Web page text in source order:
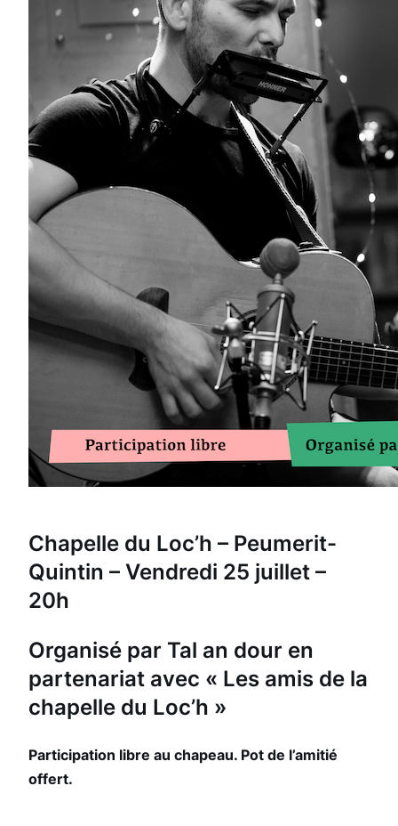
Chapelle du Loc’h – Peumerit-
Quintin – Vendredi 25 juillet –
20h
Organisé par Tal an dour en
partenariat avec « Les amis de la
chapelle du Loc’h »
Participation libre au chapeau. Pot de l’amitié
offert.